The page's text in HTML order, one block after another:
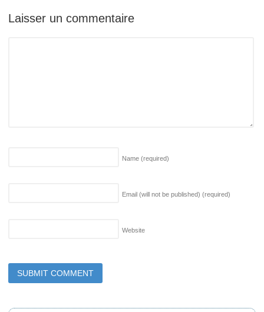
Laisser un commentaire
Name (required)
Email (will not be published) (required)
Website